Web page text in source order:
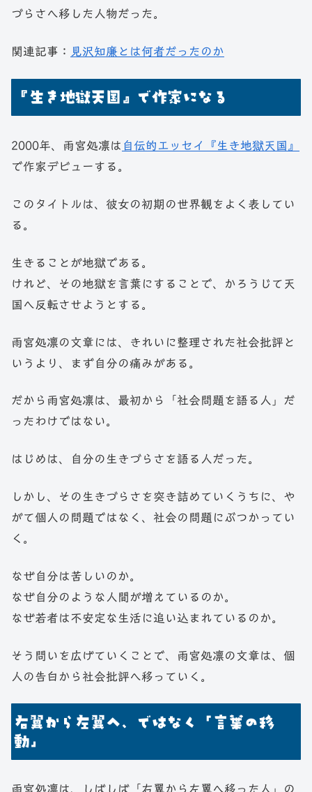
づらさへ移した人物だった。
関連記事： 見沢知廉とは何者だったのか
『生き地獄天国』で作家になる
2000年、雨宮処凛は 自伝的エッセイ『生き地獄天国』
で作家デビューする。
このタイトルは、彼女の初期の世界観をよく表してい
る。
生きることが地獄である。
けれど、その地獄を言葉にすることで、かろうじて天
国へ反転させようとする。
雨宮処凛の文章には、きれいに整理された社会批評と
いうより、まず自分の痛みがある。
だから雨宮処凛は、最初から「社会問題を語る人」だ
ったわけではない。
はじめは、自分の生きづらさを語る人だった。
しかし、その生きづらさを突き詰めていくうちに、や
がて個人の問題ではなく、社会の問題にぶつかってい
く。
なぜ自分は苦しいのか。
なぜ自分のような人間が増えているのか。
なぜ若者は不安定な生活に追い込まれているのか。
そう問いを広げていくことで、雨宮処凛の文章は、個
人の告白から社会批評へ移っていく。
右翼から左翼へ、ではなく「言葉の移
動」
雨宮処凛は、しばしば「右翼から左翼へ移った人」の